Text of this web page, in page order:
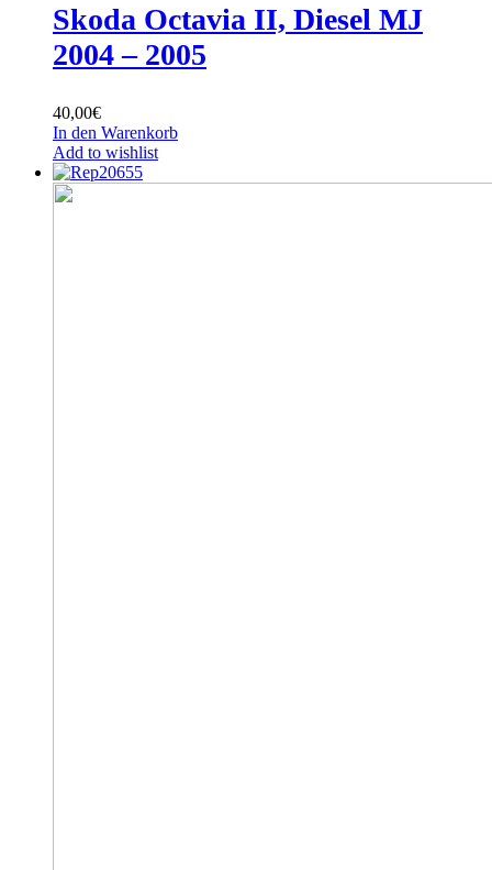
Skoda Octavia II, Diesel MJ
2004 – 2005
40,00€
In den Warenkorb
Add to wishlist